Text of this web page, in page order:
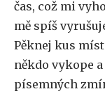
čas, což mi
mě spíš
Pěknej kus
někdo vykope
písemných